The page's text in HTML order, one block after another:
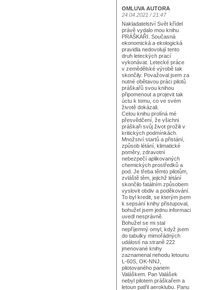
OMLUVA AUTORA
24.04.2021 / 21:47
Nakladatelství Svět křídel
právě vydalo mou knihu
PRÁŠKAŘI. Současná
ekonomická a ekologická
pravidla nedovolují tento
druh leteckých prací
vykonávat. Letecké práce
v zemědělské výrobě tak
skončily. Považoval jsem za
nutné obětavou práci pilotů
práškařů svou knihou
připomenout a projevit tak
úctu k tomu, co ve svém
životě dokázali.
Celou knihu prolíná mé
přesvědčení, že všichni
práškaři svůj život prožili v
kritických podmínkách.
Množství startů a přistání,
způsob létání, klimatické
poměry, zdravotní
nebezpečí aplikovaných
chemických prostředků a
pod. Je třeba těmto pilotům,
zvláště těm, jejichž létání
skončilo fatálním způsobem
vyslovit obdiv a poděkování.
To byl kredit, se kterým jsem
k sepsání knihy přistupoval,
bohužel jsem jednu informaci
uvedl nesprávně.
Bohužel se mi stal
nepříjemný omyl, když jsem
do tabulky mimořádných
událostí na straně 222
jmenované knihy
zaznamenal nehodu letounu
L-60S, OK-NNJ,
pilotovaného panem
Valáškem. Pan Valášek
nebyl pilotem práškařem a
letoun patřil aeroklubu. Panu